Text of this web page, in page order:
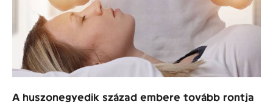
A huszonegyedik század embere tovább rontja